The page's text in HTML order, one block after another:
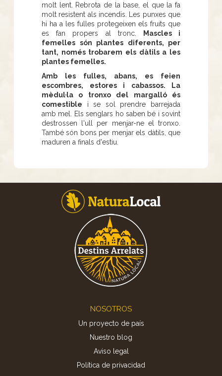
molt lent. Rebrota de la base, el que la fa
molt resistent als incendis. Les punxes que
hi ha a les fulles protegeixen els fruits que
es fan propers al tronc.
Mascles i
femelles són plantes diferents, per
tant, només trobarem els dàtils a les
plantes femelles.
Amb les fulles, abans, es feien
escombres, estores i cabassos. La
mèdul·la o tronxo del margalló és
comestible i se sol prendre barrejada
amb mel. Els senglars ho saben bé i sovint
destrossen l'ull per menjar-ne el tronxo.
També són bons per menjar els dàtils, que
maduren a finals d'estiu.
NOSOTROS
Un proyecto de país
Nuestro blog
Aviso legal
Política de privacidad